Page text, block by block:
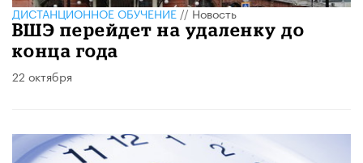
ДИСТАНЦИОННОЕ ОБУЧЕНИЕ//Новость
ВШЭ перейдет на удаленку до
конца года
22 октября